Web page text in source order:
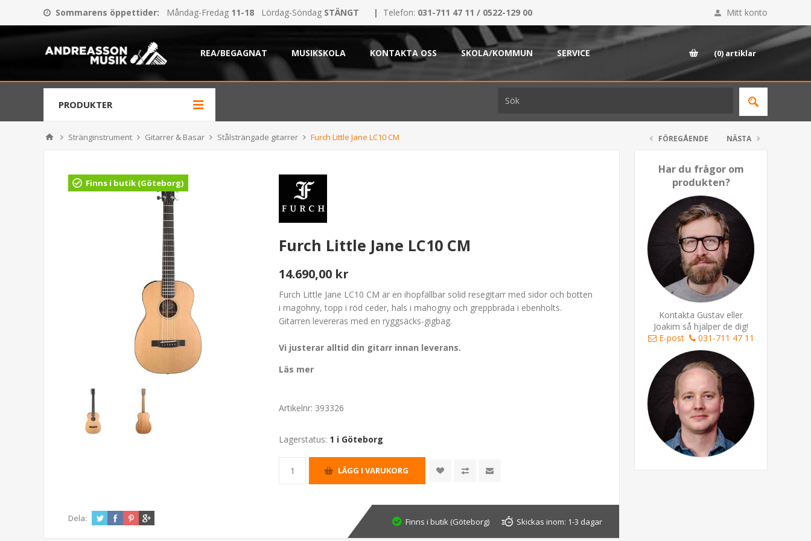
Sommarens öppettider: Måndag-Fredag 11-18 Lördag-Söndag STÄNGT | Telefon: 031-711 47 11 / 0522-129 00 Mitt konto
REA/BEGAGNAT MUSIKSKOLA KONTAKTA OSS SKOLA/KOMMUN SERVICE (0) artiklar
PRODUKTER
Stränginstrument Gitarrer & Basar Stålsträngade gitarrer Furch Little Jane LC10 CM FÖREGÅENDE NÄSTA
Har du frågor om
produkten?
Kontakta Gustav eller
Joakim så hjälper de dig!
E-post
031-711 47 11
Finns i butik (Göteborg)
Furch Little Jane LC10 CM
14.690,00 kr
Furch Little Jane LC10 CM är en ihopfällbar solid resegitarr med sidor och botten
i magohny, topp i röd ceder, hals i mahogny och greppbräda i ebenholts.
Gitarren levereras med en ryggsäcks-gigbag.
Vi justerar alltid din gitarr innan leverans.
Läs mer
Artikelnr: 393326
Lagerstatus: 1 i Göteborg
Dela: Finns i butik (Göteborg) Skickas inom: 1-3 dagar